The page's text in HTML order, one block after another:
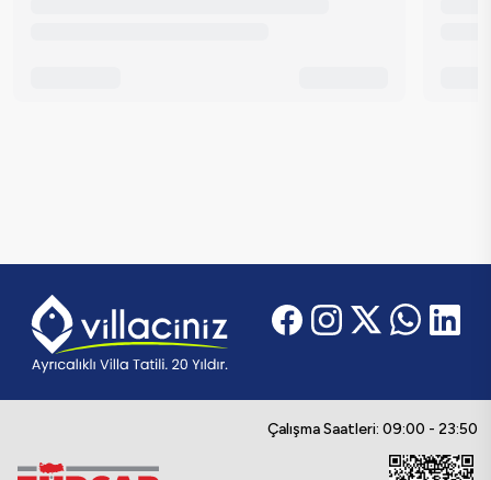
Çalışma Saatleri: 09:00 - 23:50